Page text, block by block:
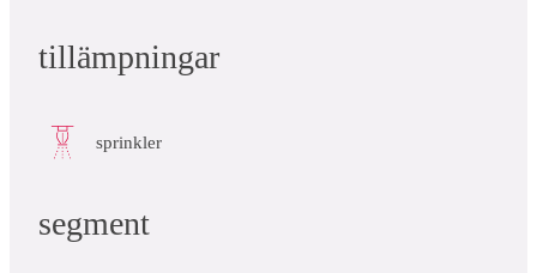
tillämpningar
sprinkler
segment